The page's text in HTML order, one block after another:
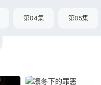
第04集 第05集